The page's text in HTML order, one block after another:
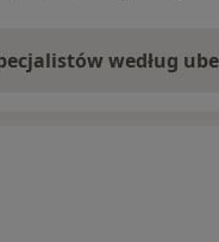
według